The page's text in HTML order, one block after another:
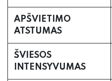
APŠVIETIMO
ATSTUMAS
ŠVIESOS
INTENSYVUMAS